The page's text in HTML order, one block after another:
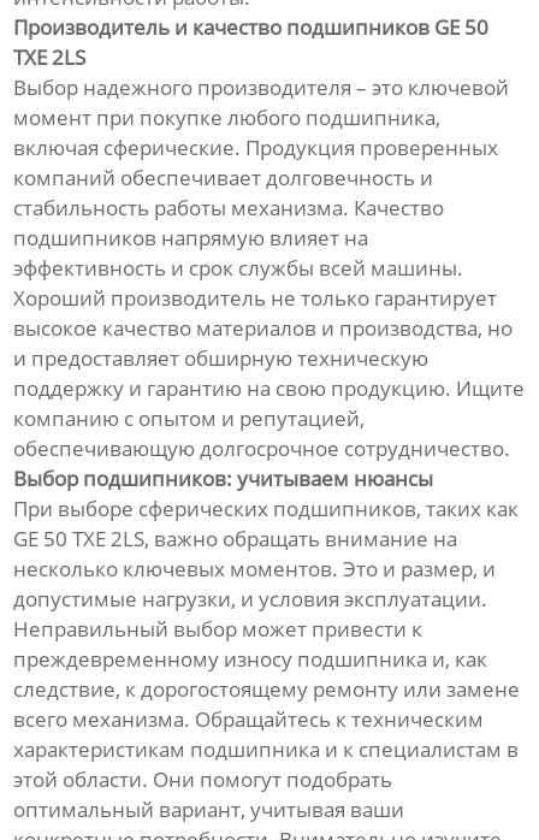
Производитель и качество подшипников GE 50
TXE 2LS
Выбор надежного производителя – это ключевой
момент при покупке любого подшипника,
включая сферические. Продукция проверенных
компаний обеспечивает долговечность и
стабильность работы механизма. Качество
подшипников напрямую влияет на
эффективность и срок службы всей машины.
Хороший производитель не только гарантирует
высокое качество материалов и производства, но
и предоставляет обширную техническую
поддержку и гарантию на свою продукцию. Ищите
компанию с опытом и репутацией,
обеспечивающую долгосрочное сотрудничество.
Выбор подшипников: учитываем нюансы
При выборе сферических подшипников, таких как
GE 50 TXE 2LS, важно обращать внимание на
несколько ключевых моментов. Это и размер, и
допустимые нагрузки, и условия эксплуатации.
Неправильный выбор может привести к
преждевременному износу подшипника и, как
следствие, к дорогостоящему ремонту или замене
всего механизма. Обращайтесь к техническим
характеристикам подшипника и к специалистам в
этой области. Они помогут подобрать
оптимальный вариант, учитывая ваши